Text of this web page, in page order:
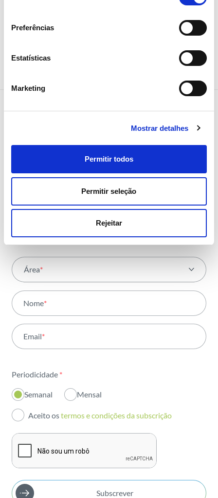
Preferências
Estatísticas
Marketing
Mostrar detalhes
Permitir todos
Permitir seleção
Rejeitar
Receba todos os detalhes da
operação,
tendências e notícias que
partilhamos
com toda a energia
Área*
Atividade
Institucional
Inovação
Investidores
Publicações
Nome*
Email*
Periodicidade *
Semanal Mensal
Aceito ostermos e condições da subscrição
Subscrever